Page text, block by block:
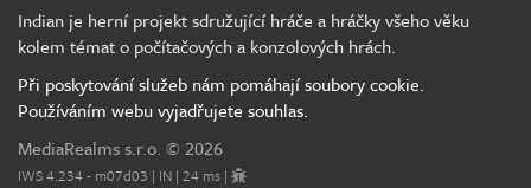
Indian je herní projekt sdružující hráče a hráčky všeho věku
kolem témat o počítačových a konzolových hrách.
Při poskytování služeb nám pomáhají soubory cookie.
Používáním webu vyjadřujete souhlas.
MediaRealms s.r.o. © 2026
IWS 4.234 - m07d03 | IN | 24 ms |